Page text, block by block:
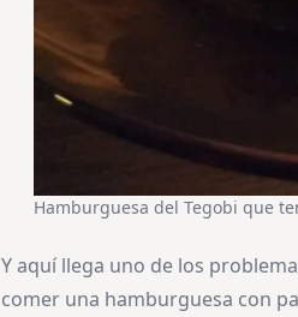
Hamburguesa del Tegobi que
Y aquí llega uno de los
comer una hamburguesa con